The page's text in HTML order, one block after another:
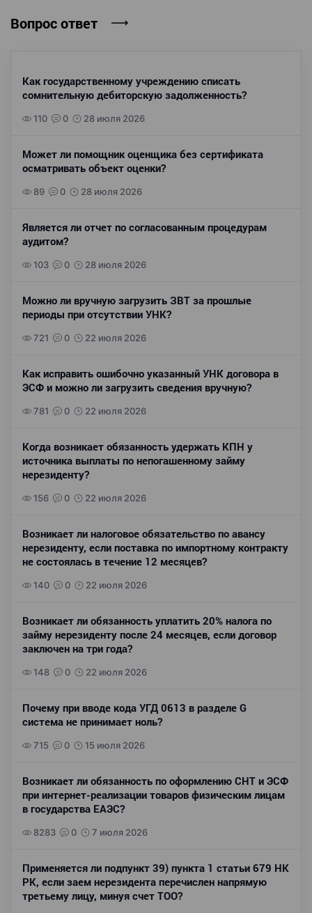
Вопрос ответ
Как государственному учреждению списать
сомнительную дебиторскую задолженность?
110 0 28 июля 2026
Может ли помощник оценщика без сертификата
осматривать объект оценки?
89 0 28 июля 2026
Является ли отчет по согласованным процедурам
аудитом?
103 0 28 июля 2026
Можно ли вручную загрузить ЗВТ за прошлые
периоды при отсутствии УНК?
721 0 22 июля 2026
Как исправить ошибочно указанный УНК договора в
ЭСФ и можно ли загрузить сведения вручную?
781 0 22 июля 2026
Когда возникает обязанность удержать КПН у
источника выплаты по непогашенному займу
нерезиденту?
156 0 22 июля 2026
Возникает ли налоговое обязательство по авансу
нерезиденту, если поставка по импортному контракту
не состоялась в течение 12 месяцев?
140 0 22 июля 2026
Возникает ли обязанность уплатить 20% налога по
займу нерезиденту после 24 месяцев, если договор
заключен на три года?
148 0 22 июля 2026
Почему при вводе кода УГД 0613 в разделе G
система не принимает ноль?
715 0 15 июля 2026
Возникает ли обязанность по оформлению СНТ и ЭСФ
при интернет-реализации товаров физическим лицам
в государства ЕАЭС?
8283 0 7 июля 2026
Применяется ли подпункт 39) пункта 1 статьи 679 НК
РК, если заем нерезидента перечислен напрямую
третьему лицу, минуя счет ТОО?